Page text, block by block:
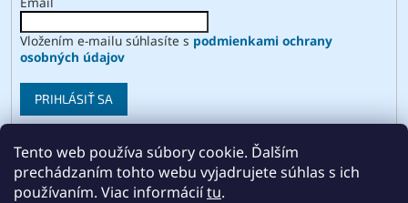
Tento web používa súbory cookie. Ďalším
prechádzaním tohto webu vyjadrujete súhlas s ich
používaním. Viac informáciítu.
Vložením e-mailu súhlasíte s podmienkami ochrany
osobných údajov
PRIHLÁSIŤ SA
Vytvoril Shoptet